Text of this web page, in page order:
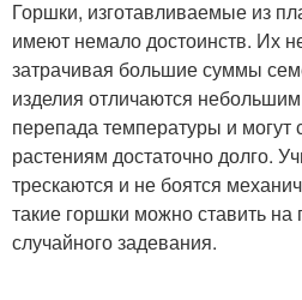
Горшки, изготавливаемые из
имеют немало достоинств. Их
затрачивая большие суммы
изделия отличаются
перепада температуры и
растениям достаточно долго.
трескаются и не боятся
такие горшки можно ставить на
случайного задевания.